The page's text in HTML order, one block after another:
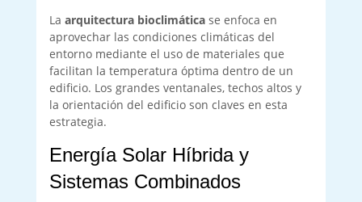
La arquitectura bioclimáticase enfoca en
aprovechar las condiciones climáticas del
entorno mediante el uso de materiales que
facilitan la temperatura óptima dentro de un
edificio. Los grandes ventanales, techos altos y
la orientación del edificio son claves en esta
estrategia.
Energía Solar Híbrida y
Sistemas Combinados